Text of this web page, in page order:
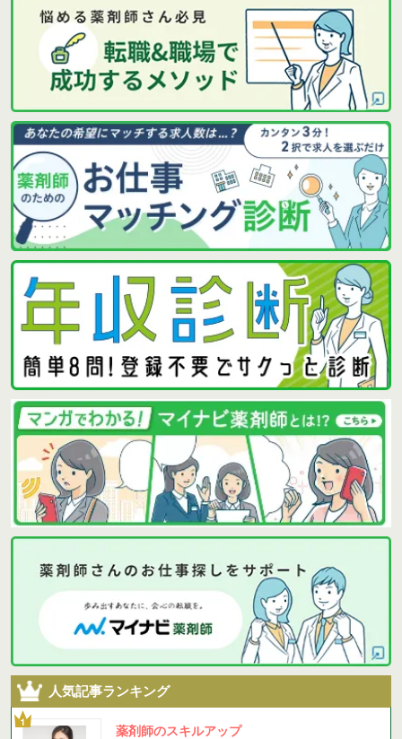
人気記事ランキング
薬剤師のスキルアップ